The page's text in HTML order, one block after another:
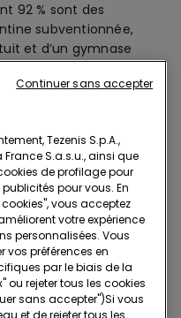
92 % sont des
subventionnée,
et d’un gymnase
médicales.
à tous les membres
communauté
Tezenis S.p.A.,
S.a.s.u., ainsi que
de profilage pour
pour vous. En
vous acceptez
votre expérience
personnalisées. Vous
préférences en
par le biais de la
ou rejeter tous les cookies
sans accepter")​Si vous
et de rejeter tous les
Continuer sans accepter